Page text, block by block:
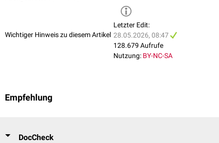
Clinging-Typ
Mischtypen kommen häufig vor. Das Spektrum derZellkernatypien
ebenfalls weitläufig. So kommen Bereiche mit hochgradigen
Grad I (niedrig)
Die Zellen des duktalen Carcinoma in situ exprimieren häufig
Wichtiger Hinweis zu diesem Artikel
Letzter Edit:
28.05.2026, 08:47
128.679 Aufrufe
Nutzung: BY-NC-SA
Empfehlung
DocCheck